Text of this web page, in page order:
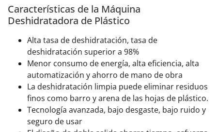
Características de la Máquina
Deshidratadora de Plástico
Alta tasa de deshidratación, tasa de
deshidratación superior a 98%
Menor consumo de energía, alta eficiencia, alta
automatización y ahorro de mano de obra
La deshidratación limpia puede eliminar residuos
finos como barro y arena de las hojas de plástico.
Tecnología avanzada, bajo desgaste, bajo ruido y
seguro de usar